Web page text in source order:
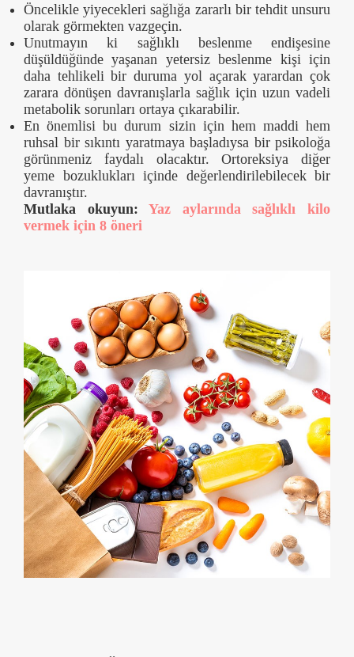
Öncelikle yiyecekleri sağlığa zararlı bir tehdit unsuru
olarak görmekten vazgeçin.
Unutmayın ki sağlıklı beslenme endişesine
düşüldüğünde yaşanan yetersiz beslenme kişi için
daha tehlikeli bir duruma yol açarak yarardan çok
zarara dönüşen davranışlarla sağlık için uzun vadeli
metabolik sorunları ortaya çıkarabilir.
En önemlisi bu durum sizin için hem maddi hem
ruhsal bir sıkıntı yaratmaya başladıysa bir psikoloğa
görünmeniz faydalı olacaktır. Ortoreksiya diğer
yeme bozuklukları içinde değerlendirilebilecek bir
davranıştır.
Mutlaka okuyun:Yaz aylarında sağlıklı kilo
vermek için 8 öneri